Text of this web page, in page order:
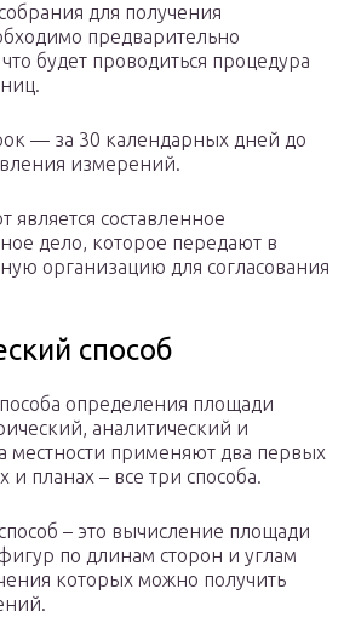
для получения
предварительно
будет проводиться процедура
— за 30 календарных дней до
измерений.
является составленное
дело, которое передают в
организацию для согласования
способ
определения площади
аналитический и
местности применяют два первых
и планах – все три способа.
– это вычисление площади
по длинам сторон и углам
которых можно получить